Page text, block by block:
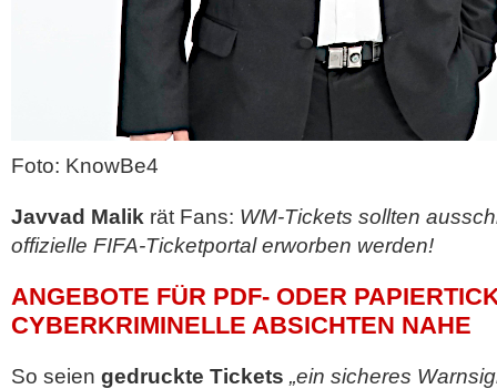
Foto: KnowBe4
Javvad Malik rät Fans: WM-Tickets sollten
offizielle FIFA-Ticketportal erworben werden!
ANGEBOTE FÜR PDF- ODER
CYBERKRIMINELLE ABSICHTEN NAHE
So seien gedruckte Tickets „ein sicheres